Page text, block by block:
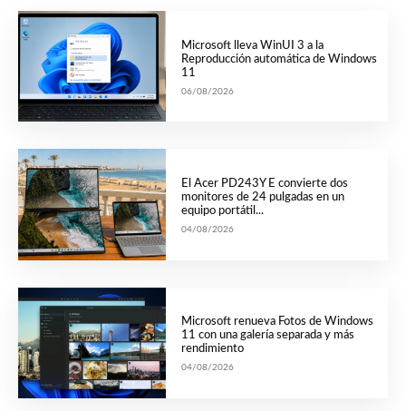
Microsoft lleva WinUI 3 a la
Reproducción automática de Windows
11
06/08/2026
El Acer PD243Y E convierte dos
monitores de 24 pulgadas en un
equipo portátil...
04/08/2026
Microsoft renueva Fotos de Windows
11 con una galería separada y más
rendimiento
04/08/2026